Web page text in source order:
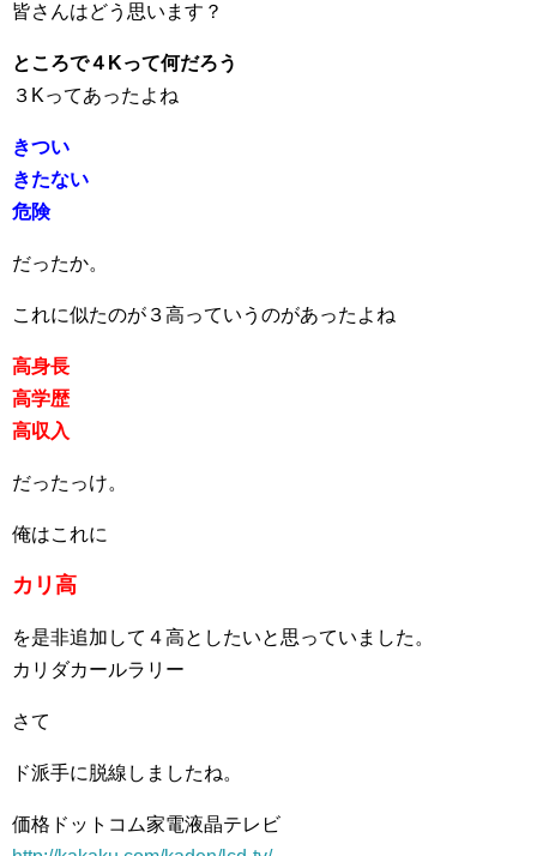
皆さんはどう思います？
ところで４Kって何だろう
３Kってあったよね
きつい
きたない
危険
だったか。
これに似たのが３高っていうのがあったよね
高身長
高学歴
高収入
だったっけ。
俺はこれに
カリ高
を是非追加して４高としたいと思っていました。
カリダカールラリー
さて
ド派手に脱線しましたね。
価格ドットコム家電液晶テレビ